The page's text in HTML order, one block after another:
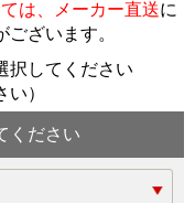
は、メーカー直送に
ございます。
択してください
い）
ください